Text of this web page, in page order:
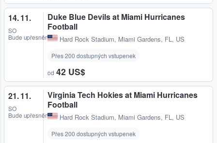
14. 11.
SO
Bude upřesněno
Duke Blue Devils at Miami Hurricanes
Football
Hard Rock Stadium, Miami Gardens, FL, US
Přes 200 dostupných vstupenek
od 42 US$
21. 11.
SO
Bude upřesněno
Virginia Tech Hokies at Miami Hurricanes
Football
Hard Rock Stadium, Miami Gardens, FL, US
Přes 200 dostupných vstupenek